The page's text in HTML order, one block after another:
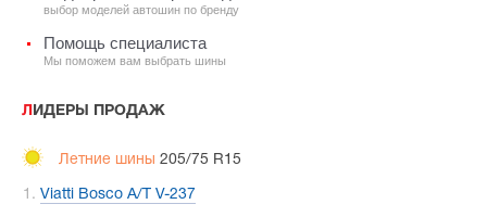
выбор моделей автошин по бренду
Помощь специалиста
Мы поможем вам выбрать шины
ЛИДЕРЫ ПРОДАЖ
Летние шины 205/75 R15
Viatti Bosco A/T V-237